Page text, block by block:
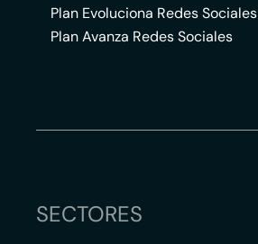
Plan Evoluciona Redes Sociales
Plan Avanza Redes Sociales
SECTORES